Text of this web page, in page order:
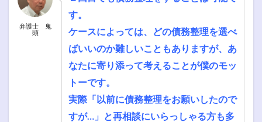
弁護士 鬼
頭
す。
ケースによっては、どの債務整理を選べ
ばいいのか難しいこともありますが、あ
なたに寄り添って考えることが僕のモッ
トーです。
実際「以前に債務整理をお願いしたので
すが…」と再相談にいらっしゃる方も多